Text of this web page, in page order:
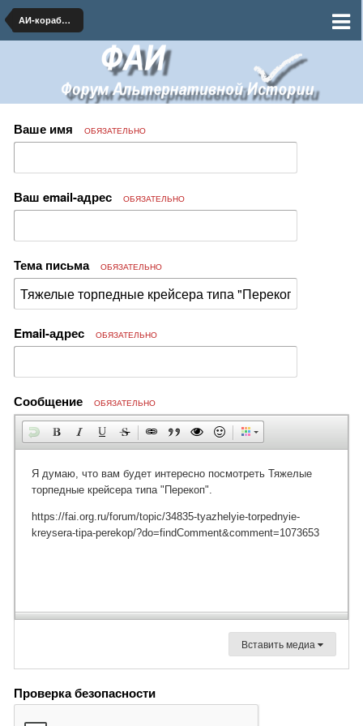
АИ-кораблестроение
Ваше имя ОБЯЗАТЕЛЬНО
Ваш email-адрес ОБЯЗАТЕЛЬНО
Тема письма ОБЯЗАТЕЛЬНО
Email-адрес ОБЯЗАТЕЛЬНО
Сообщение ОБЯЗАТЕЛЬНО
Вставить медиа
Проверка безопасности